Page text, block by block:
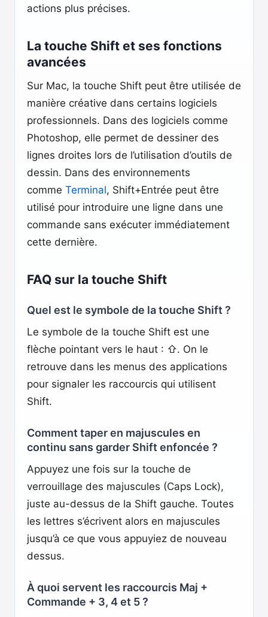
actions plus précises.
La touche Shift et ses fonctions
avancées
Sur Mac, la touche Shift peut être utilisée de
manière créative dans certains logiciels
professionnels. Dans des logiciels comme
Photoshop, elle permet de dessiner des
lignes droites lors de l’utilisation d’outils de
dessin. Dans des environnements
comme Terminal, Shift+Entrée peut être
utilisé pour introduire une ligne dans une
commande sans exécuter immédiatement
cette dernière.
FAQ sur la touche Shift
Quel est le symbole de la touche Shift ?
Le symbole de la touche Shift est une
flèche pointant vers le haut : ⇧. On le
retrouve dans les menus des applications
pour signaler les raccourcis qui utilisent
Shift.
Comment taper en majuscules en
continu sans garder Shift enfoncée ?
Appuyez une fois sur la touche de
verrouillage des majuscules (Caps Lock),
juste au-dessus de la Shift gauche. Toutes
les lettres s’écrivent alors en majuscules
jusqu’à ce que vous appuyiez de nouveau
dessus.
À quoi servent les raccourcis Maj +
Commande + 3, 4 et 5 ?